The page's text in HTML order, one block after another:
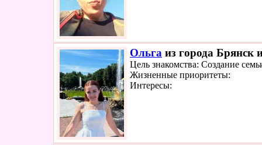
Ольга из города Брянск
Цель знакомства: Создание
Жизненные приоритеты:
Интересы: